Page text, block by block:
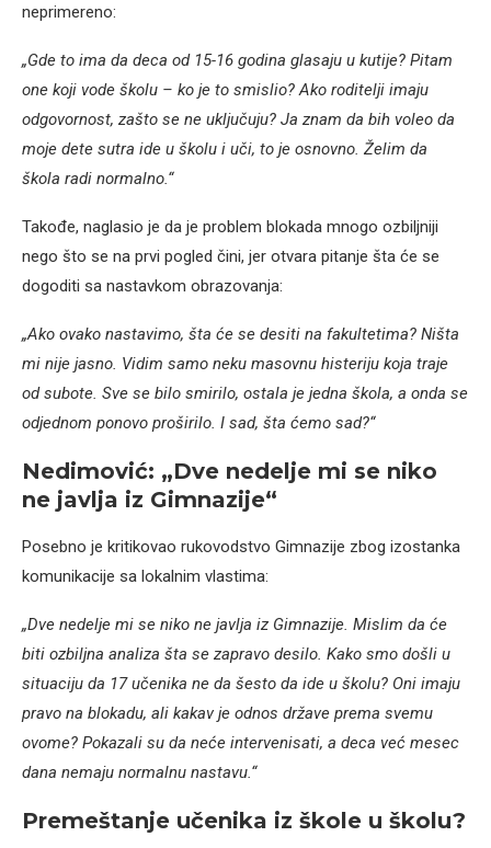
neprimereno:
„Gde to ima da deca od 15-16 godina glasaju u kutije? Pitam
one koji vode školu – ko je to smislio? Ako roditelji imaju
odgovornost, zašto se ne uključuju? Ja znam da bih voleo da
moje dete sutra ide u školu i uči, to je osnovno. Želim da
škola radi normalno.“
Takođe, naglasio je da je problem blokada mnogo ozbiljniji
nego što se na prvi pogled čini, jer otvara pitanje šta će se
dogoditi sa nastavkom obrazovanja:
„Ako ovako nastavimo, šta će se desiti na fakultetima? Ništa
mi nije jasno. Vidim samo neku masovnu histeriju koja traje
od subote. Sve se bilo smirilo, ostala je jedna škola, a onda se
odjednom ponovo proširilo. I sad, šta ćemo sad?“
Nedimović: „Dve nedelje mi se niko
ne javlja iz Gimnazije“
Posebno je kritikovao rukovodstvo Gimnazije zbog izostanka
komunikacije sa lokalnim vlastima:
„Dve nedelje mi se niko ne javlja iz Gimnazije. Mislim da će
biti ozbiljna analiza šta se zapravo desilo. Kako smo došli u
situaciju da 17 učenika ne da šesto da ide u školu? Oni imaju
pravo na blokadu, ali kakav je odnos države prema svemu
ovome? Pokazali su da neće intervenisati, a deca već mesec
dana nemaju normalnu nastavu.“
Premeštanje učenika iz škole u školu?